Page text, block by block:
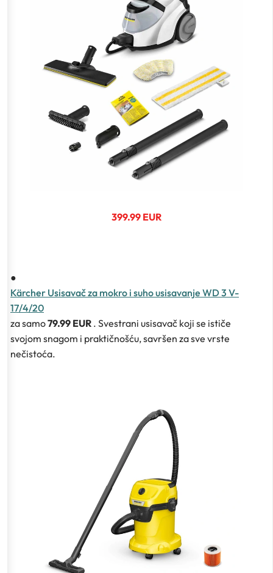
399.99 EUR
●
Kärcher Usisavač za mokro i suho usisavanje WD 3 V-
17/4/20
za samo79.99 EUR . Svestrani usisavač koji se ističe
svojom snagom i praktičnošću, savršen za sve vrste
nečistoća.